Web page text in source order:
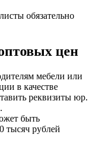
обязательно
цен
мебели или
в качестве
реквизиты юр.
быть
тысяч рублей